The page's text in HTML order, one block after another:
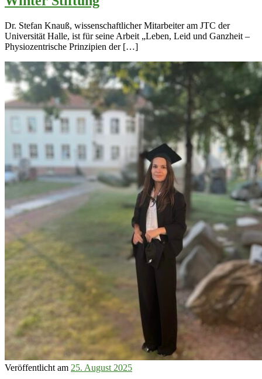
Dr. Stefan Knauß, wissenschaftlicher Mitarbeiter am JTC der
Universität Halle, ist für seine Arbeit „Leben, Leid und Ganzheit –
Physiozentrische Prinzipien der […]
Veröffentlicht am 25. August 2025